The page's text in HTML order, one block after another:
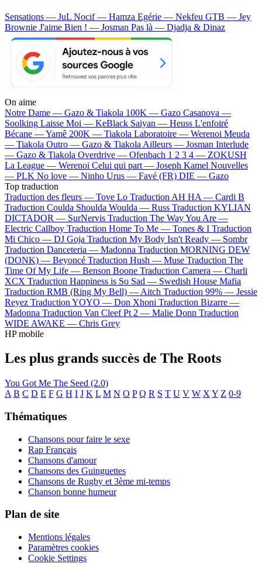
Sensations — JuL Nocif — Hamza Egérie — Nekfeu GTB — Jey
Brownie J'aime Bien ! — Josman Pas là — Djadja & Dinaz
On aime
Notre Dame — Gazo & Tiakola 100K — Gazo Casanova —
Soolking Laisse Moi — KeBlack Saiyan — Heuss L'enfoiré
Bécane —Yamê 200K — Tiakola Laboratoire — Werenoi Meuda
— Tiakola Outro — Gazo & Tiakola Ailleurs — Josman Interlude
— Gazo & Tiakola Overdrive — Ofenbach 1 2 3 4 — ZOKUSH
La League — Werenoi Celui qui part — Joseph Kamel Nouvelles
— PLK No love — Ninho Urus — Favé (FR) DIE — Gazo
Top traduction
Traduction des fleurs — Tove Lo Traduction AH HA — Cardi B
Traduction Coulda Shoulda Woulda — Russ Traduction KYLIAN
DICTADOR — SurNervis Traduction The Way You Are —
Electric Callboy Traduction Home To Me — Tones & I Traduction
Mi Chico — DJ Goja Traduction My Body Isn't Ready — Sombr
Traduction Danceteria — Madonna Traduction MORNING DEW
(DONK) — Beyoncé Traduction Hush — Muse Traduction The
Time Of My Life — Benson Boone Traduction Camera — Charli
XCX Traduction Happiness is So Sad — Swedish House Mafia
Traduction RMB (Ring My Bell) — Aitch Traduction 99% — Jessie
Reyez Traduction YOYO — Don Xhoni Traduction Bizarre —
Madonna Traduction Van Cleef Pt 2 — Malie Donn Traduction
WIDE AWAKE — Chris Grey
HP mobile
Les plus grands succès de The Roots
You Got Me The Seed (2.0)
A B C D E F G H I J K L M N O P Q R S T U V W X Y Z 0-9
Thématiques
Chansons pour faire le sexe
Rap Français
Chansons d'amour
Chansons des Guinguettes
Chansons de Rugby et 3ème mi-temps
Chanson bonne humeur
Plan de site
Mentions légales
Paramètres cookies
Cookie Settings